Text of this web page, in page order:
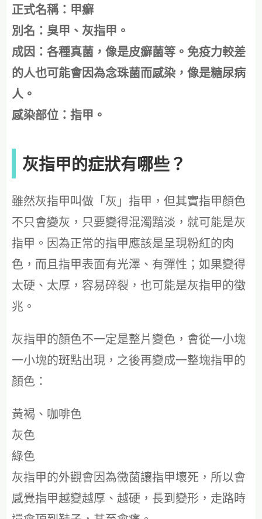
正式名稱：甲癬
別名：臭甲、灰指甲。
成因：各種真菌，像是皮癬菌等。免疫力較差
的人也可能會因為念珠菌而感染，像是糖尿病
人。
感染部位：指甲。
灰指甲的症狀有哪些？
雖然灰指甲叫做「灰」指甲，但其實指甲顏色
不只會變灰，只要變得混濁黯淡，就可能是灰
指甲。因為正常的指甲應該是呈現粉紅的肉
色，而且指甲表面有光澤、有彈性；如果變得
太硬、太厚，容易碎裂，也可能是灰指甲的徵
兆。
灰指甲的顏色不一定是整片變色，會從一小塊
一小塊的斑點出現，之後再變成一整塊指甲的
顏色：
黃褐、咖啡色
灰色
綠色
灰指甲的外觀會因為黴菌讓指甲壞死，所以會
感覺指甲越變越厚、越硬，長到變形，走路時